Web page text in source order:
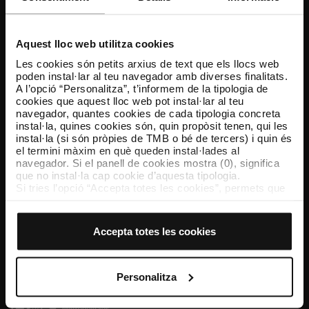
Aquest lloc web utilitza cookies
Les cookies són petits arxius de text que els llocs web
poden instal·lar al teu navegador amb diverses finalitats.
A l’opció “Personalitza”, t’informem de la tipologia de
cookies que aquest lloc web pot instal·lar al teu
navegador, quantes cookies de cada tipologia concreta
instal·la, quines cookies són, quin propòsit tenen, qui les
instal·la (si són pròpies de TMB o bé de tercers) i quin és
el termini màxim en què queden instal·lades al
navegador. Si el panell de cookies mostra (0), significa
que no instal·la cap cookie d’aquesta tipologia.
Si tries l’opció “Accepta totes les cookies”, permets que
El selector que es troba a la dreta de cada tipologia de
cookies d’aquella classe.
Un cop hagis marcat les teves preferències, has de fer
clic sobre “Selecciona i configura”. Així, s’instal·laran
només les cookies de la tipologia que hagis seleccionat
personalització, perquè permeten recordar les teves
Accepta totes les cookies
Personalitza
Resol els teus dubtes
Segueix-nos
TMB a les xarxes socials
TMB App
Descarrega’t TMB App i compra els teus bitllets
App Store Google Play